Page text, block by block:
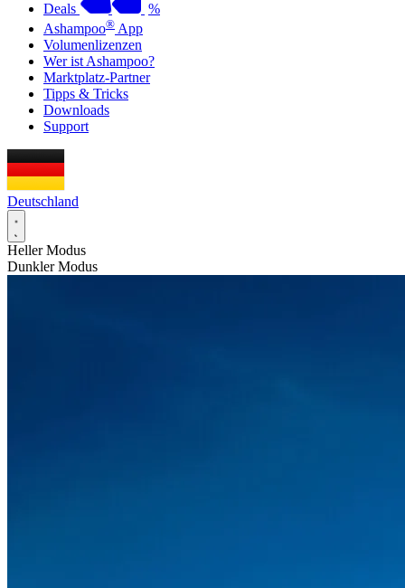
Deals
%
Ashampoo® App
Volumenlizenzen
Wer ist Ashampoo?
Marktplatz-Partner
Tipps & Tricks
Downloads
Support
Deutschland
Heller Modus
Dunkler Modus